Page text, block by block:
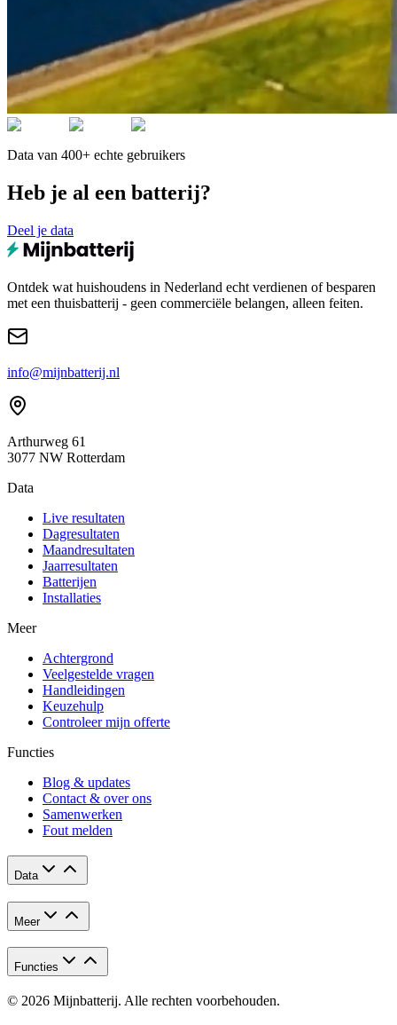
Data van 400+ echte gebruikers
Heb je al een batterij?
Deel je data
Ontdek wat huishoudens in Nederland echt verdienen of besparen
met een thuisbatterij - geen commerciële belangen, alleen feiten.
info@mijnbatterij.nl
Arthurweg 61
3077 NW Rotterdam
Data
Live resultaten
Dagresultaten
Maandresultaten
Jaarresultaten
Batterijen
Installaties
Meer
Achtergrond
Veelgestelde vragen
Handleidingen
Keuzehulp
Controleer mijn offerte
Functies
Blog & updates
Contact & over ons
Samenwerken
Fout melden
Data
Meer
Functies
© 2026 Mijnbatterij. Alle rechten voorbehouden.